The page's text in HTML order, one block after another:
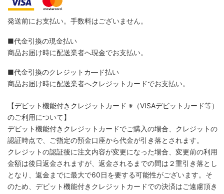
発送前にお支払い。手数料はございません。
■代金引換の現金払い
商品お届け時に配送業者へ現金でお支払い。
■代金引換のクレジットカ―ド払い
商品お届け時に配送業者へクレジットカードでお支払い。
【デビット機能付きクレジットカード ※（VISAデビットカード等）
のご利用について】
デビット機能付きクレジットカードでご購入の場合、クレジットの
認証時点で、ご指定の預金口座から代金が引き落とされます。
クレジットの認証後に注文内容が変更になった場合、変更前の利用
金額は後日返金されますが、返金されるまでの間は２重引き落とし
となり、返金までに最大で60日を要する可能性がございます。そ
のため、デビット機能付きクレジットカードでの決済はご遠慮頂き